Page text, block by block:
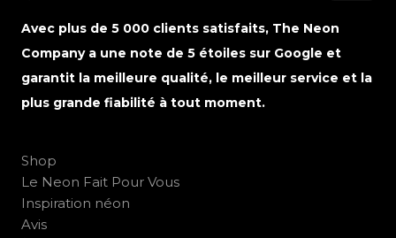
Avec plus de 5 000 clients satisfaits, The Neon
Company a une note de 5 étoiles sur Google et
garantit la meilleure qualité, le meilleur service et la
plus grande fiabilité à tout moment.
Shop
Le Neon Fait Pour Vous
Inspiration néon
Avis